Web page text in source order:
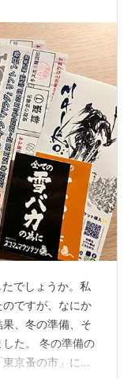
でしょうか。私
ですが、なにか
、冬の準備、そ
た。 冬の準備の
京蚤の市」に行